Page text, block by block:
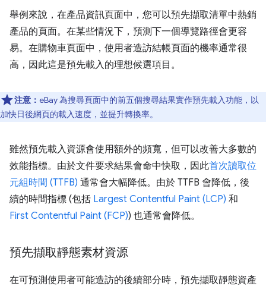
舉例來說，在產品資訊頁面中，您可以預先擷取清單中熱銷
產品的頁面。在某些情況下，預測下一個導覽路徑會更容
易。在購物車頁面中，使用者造訪結帳頁面的機率通常很
高，因此這是預先載入的理想候選項目。
注意： eBay 為搜尋頁面中的前五個搜尋結果實作預先載入功能，以
加快日後網頁的載入速度，並提升轉換率。
雖然預先載入資源會使用額外的頻寬，但可以改善大多數的
效能指標。由於文件要求結果會命中快取，因此首次讀取位
元組時間 (TTFB) 通常會大幅降低。由於 TTFB 會降低，後
續的時間指標 (包括 Largest Contentful Paint (LCP) 和
First Contentful Paint (FCP)) 也通常會降低。
預先擷取靜態素材資源
在可預測使用者可能造訪的後續部分時，預先擷取靜態資產